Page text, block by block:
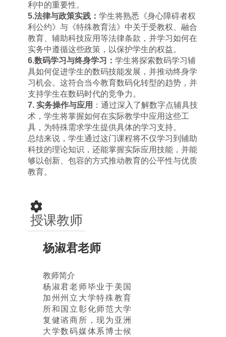
利中的重要性。
5.法律与政策实践： 学生将熟悉《身心障碍者权
利公约》与《特殊教育法》中关于受教权、融合
教育、辅助科技应用等法律条款，并学习如何在
实务中遵循这些政策，以保护学生的权益。
6.数码学习与终身学习： 学生将探索数码学习辅
具如何促进学生的数码技能发展，并推动终身学
习机会。这符合当今教育数码化转型的趋势，并
支持学生在数码时代的竞争力。
7. 实务操作与应用 ：通过深入了解数字点辅具技
术，学生将掌握如何在实际教学中应用这些工
具，为特殊需求学生提供具体的学习支持。
总结来说，学生通过这门课程将不仅学习到辅助
科技的理论知识，还能掌握实际应用技能，并能
够以创新、包容的方式推动教育的公平性与优质
教育。
授课教师
杨淑君老师
教师简介
杨淑君老师毕业于美国
加州州立大学特殊教育
所和国立彰化师范大学
复健谘商所，现为亚洲
大学数码媒体系博士候